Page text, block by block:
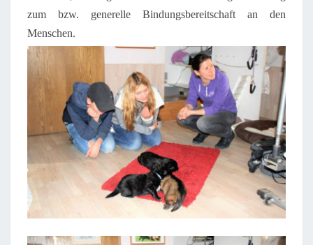
zum bzw. generelle Bindungsbereitschaft an den
Menschen.